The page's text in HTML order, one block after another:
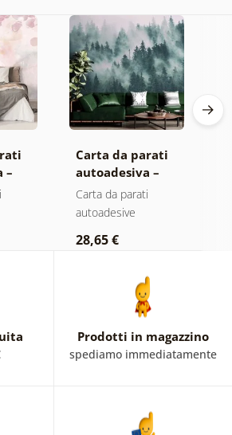
–
Carta da parati
autoadesiva –
Foresta nella
nebbia
Carta da parati
autoadesive
28,65 €
Prodotti in magazzino
spediamo immediatamente